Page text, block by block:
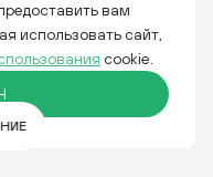
вам
использовать сайт,
cookie.